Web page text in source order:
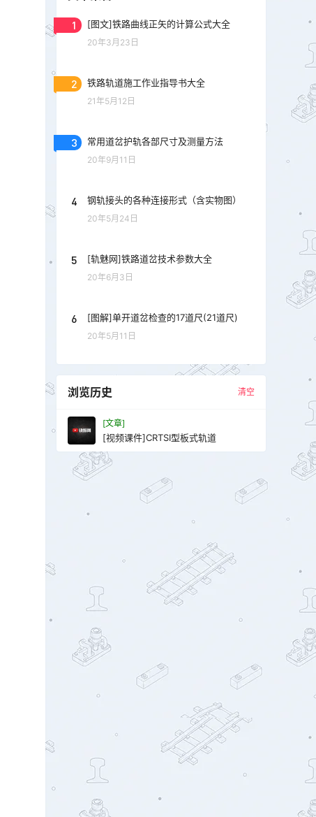
1 [图文]铁路曲线正矢的计算公式大全
20年3月23日
2 铁路轨道施工作业指导书大全
21年5月12日
3 常用道岔护轨各部尺寸及测量方法
20年9月11日
4 钢轨接头的各种连接形式（含实物图）
20年5月24日
5 [轨魅网]铁路道岔技术参数大全
20年6月3日
6 [图解]单开道岔检查的17道尺(21道尺)
20年5月11日
浏览历史 清空
[文章]
[视频课件]CRTSⅠ型板式轨道